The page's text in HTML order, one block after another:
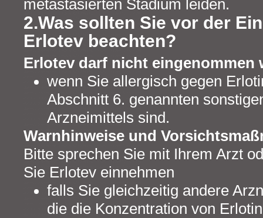
metastasierten Stadium leiden.
2.Was sollten Sie vor der
Erlotev beachten?
Erlotev darf nicht eingenommen
wenn Sie allergisch gegen
Abschnitt 6. genannten
Arzneimittels sind.
Warnhinweise und
Bitte sprechen Sie mit Ihrem Arzt
Sie Erlotev einnehmen
falls Sie gleichzeitig andere
die die Konzentration von